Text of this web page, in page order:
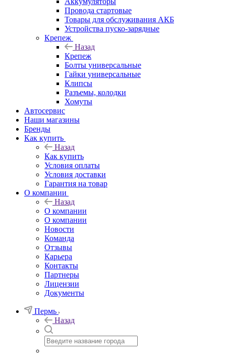
Провода стартовые
Товары для обслуживания АКБ
Устройства пуско-зарядные
Крепеж
Назад
Крепеж
Болты универсальные
Гайки универсальные
Клипсы
Разъемы, колодки
Хомуты
Автосервис
Наши магазины
Бренды
Как купить
Назад
Как купить
Условия оплаты
Условия доставки
Гарантия на товар
О компании
Назад
О компании
О компании
Новости
Команда
Отзывы
Карьера
Контакты
Партнеры
Лицензии
Документы
Пермь
Назад